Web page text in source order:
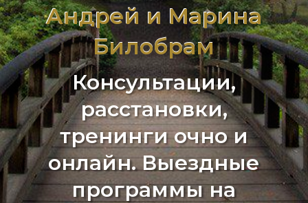
Андрей и Марина
Билобрам
Консультации,
расстановки,
тренинги очно и
онлайн. Выездные
программы на